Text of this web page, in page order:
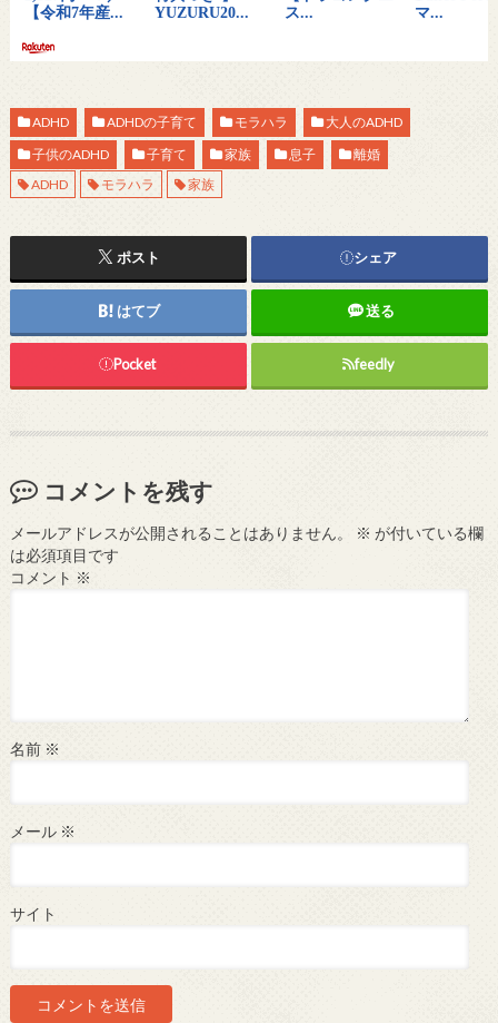
ADHD ADHDの子育て モラハラ
大人のADHD
子供のADHD
子育て 家族 息子
離婚
ADHD
モラハラ 家族
ポスト シェア
はてブ 送る
Pocket feedly
コメントを残す
メールアドレスが公開されることはありません。 ※ が付いている欄
は必須項目です
コメント ※
名前 ※
メール ※
サイト